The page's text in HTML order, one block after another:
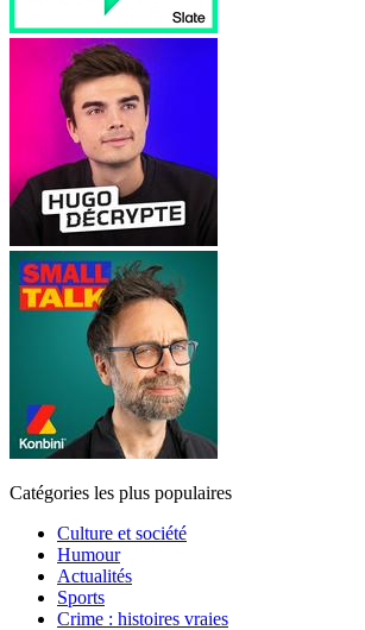
Catégories les plus populaires
Culture et société
Humour
Actualités
Sports
Crime : histoires vraies